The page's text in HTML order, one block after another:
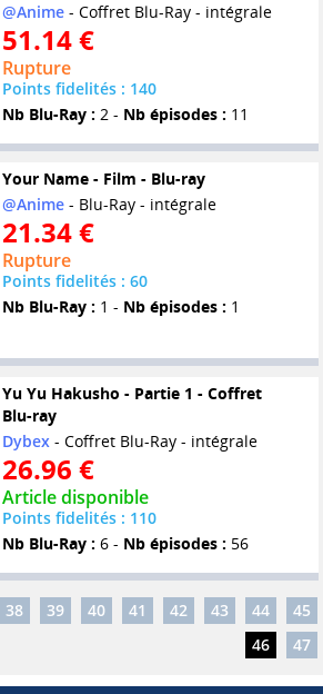
@Anime- Coffret Blu-Ray - intégrale
51.14 €
Rupture
Points fidelités : 140
Nb Blu-Ray : 2 - Nb épisodes : 11
Your Name - Film - Blu-ray
@Anime- Blu-Ray - intégrale
21.34 €
Rupture
Points fidelités : 60
Nb Blu-Ray : 1 - Nb épisodes : 1
Yu Yu Hakusho - Partie 1 - Coffret
Blu-ray
Dybex- Coffret Blu-Ray - intégrale
26.96 €
Article disponible
Points fidelités : 110
Nb Blu-Ray : 6 - Nb épisodes : 56
38 39 40 41 42 43 44
45
46
47